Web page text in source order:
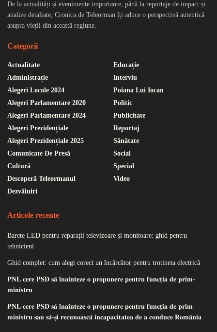
De la actualități și evenimente importante, până la reportaje de impact și
analize detaliate, Cronica de Teleorman îți aduce o perspectivă autentică
asupra vieții din această regiune.
Categorii
Actualitate
Administrație
Alegeri Locale 2024
Alegeri Parlamentare 2020
Alegeri Parlamentare 2024
Alegeri Prezidențiale
Alegeri Prezidențiale 2025
Comunicate De Presă
Cultură
Descoperă Teleormanul
Dezvăluiri
Educație
Interviu
Poiana Lui Iocan
Politic
Publicitate
Reportaj
Sănătate
Social
Special
Video
Articole recente
Barete LED pentru reparații televizoare și monitoare: ghid pentru
tehnicieni
Ghid complet: cum alegi corect un încărcător pentru trotineta electrică
𝐏𝐍𝐋 𝐜𝐞𝐫𝐞 𝐏𝐒𝐃 𝐬𝐚̆ 𝐢̂𝐧𝐚𝐢𝐧𝐭𝐞𝐳𝐞 𝐨 𝐩𝐫𝐨𝐩𝐮𝐧𝐞𝐫𝐞 𝐩𝐞𝐧𝐭𝐫𝐮 𝐟𝐮𝐧𝐜𝐭̦𝐢𝐚 𝐝𝐞 𝐩𝐫𝐢𝐦-
𝐦𝐢𝐧𝐢𝐬𝐭𝐫𝐮
𝐏𝐍𝐋 𝐜𝐞𝐫𝐞 𝐏𝐒𝐃 𝐬𝐚̆ 𝐢̂𝐧𝐚𝐢𝐧𝐭𝐞𝐳𝐞 𝐨 𝐩𝐫𝐨𝐩𝐮𝐧𝐞𝐫𝐞 𝐩𝐞𝐧𝐭𝐫𝐮 𝐟𝐮𝐧𝐜𝐭̦𝐢𝐚 𝐝𝐞 𝐩𝐫𝐢𝐦-
𝐦𝐢𝐧𝐢𝐬𝐭𝐫𝐮 𝐬𝐚𝐮 𝐬𝐚̆-𝐬̦𝐢 𝐫𝐞𝐜𝐮𝐧𝐨𝐚𝐬𝐜𝐚̆ 𝐢𝐧𝐜𝐚𝐩𝐚𝐜𝐢𝐭𝐚𝐭𝐞𝐚 𝐝𝐞 𝐚 𝐜𝐨𝐧𝐝𝐮𝐜𝐞 𝐑𝐨𝐦𝐚̂𝐧𝐢𝐚